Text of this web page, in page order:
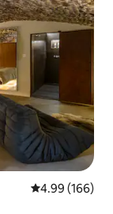
平均评分 4.99
4.99 (166)